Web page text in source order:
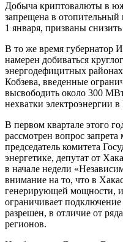
Добыча криптовалюты в
запрещена в
1 января, призваны
В то же время губернатор
намерен добиваться
энергодефицитных
Кобзева, введенные
высвободить около 300
нехватки электроэнергии в
В первом квартале этого
рассмотрен вопрос
председатель комитета
энергетике, депутат от
в начале недели
внимание на то, что в
генерирующей мощности,
ограничивает
разрешен, в отличие от
регионов.